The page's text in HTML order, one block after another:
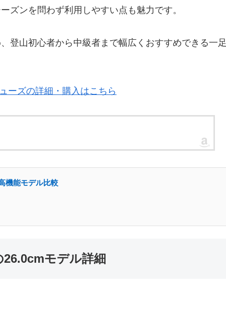
ズンを問わず利用しやすい点も魅力です。
登山初心者から中級者まで幅広くおすすめできる一足
ーズの詳細・購入はこちら
機能モデル比較
モデル詳細